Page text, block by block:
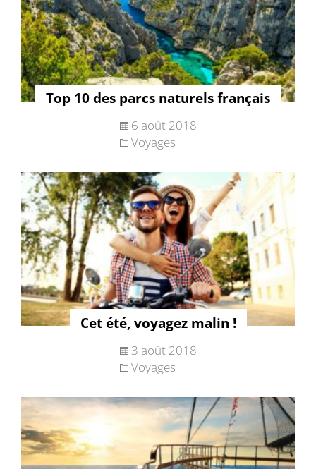
Top 10 des parcs naturels français
6 août 2018
Voyages
Cet été, voyagez malin !
3 août 2018
Voyages